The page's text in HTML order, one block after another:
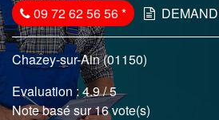
09 72 62 56 56*
Chazey-sur-Ain (01150)
Evaluation :4.9/ 5
Note basé sur 16 vote(s)